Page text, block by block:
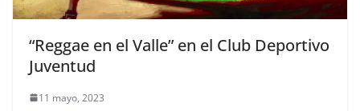
“Reggae en el Valle” en el Club Deportivo
Juventud
11 mayo, 2023